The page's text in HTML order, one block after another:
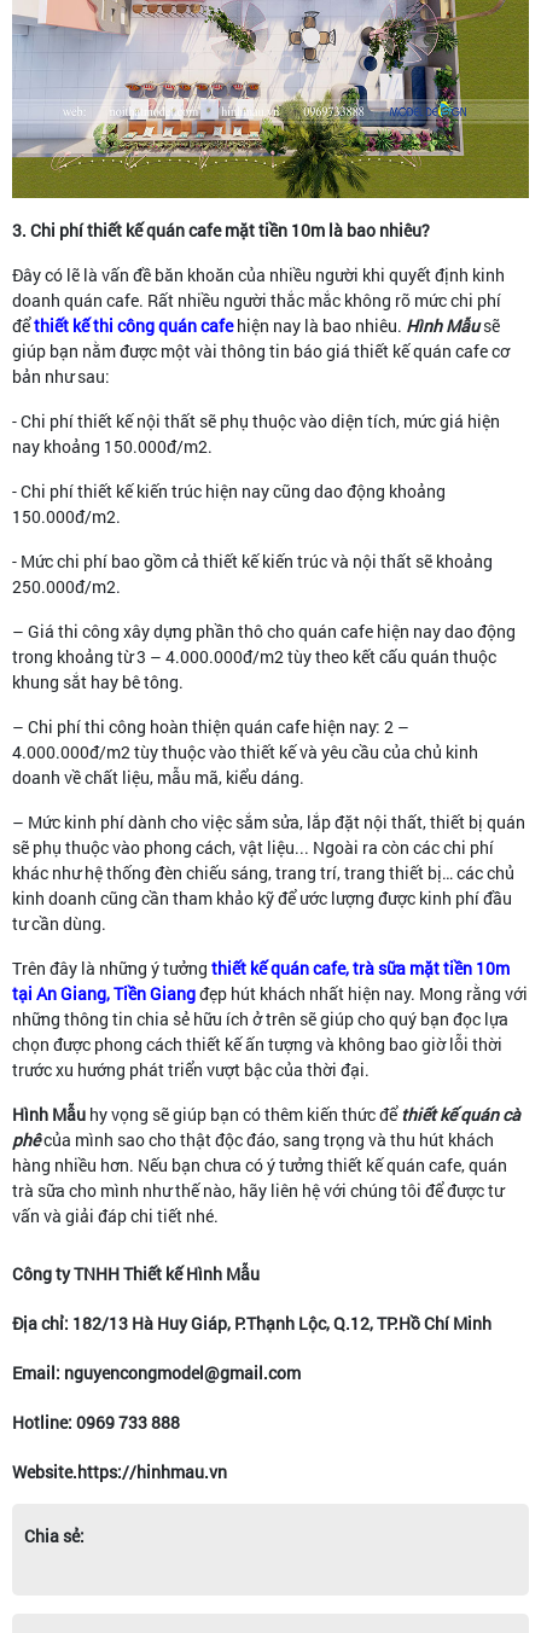
3. Chi phí thiết kế quán cafe mặt tiền 10m là bao nhiêu?
Đây có lẽ là vấn đề băn khoăn của nhiều người khi quyết định kinh
doanh quán cafe. Rất nhiều người thắc mắc không rõ mức chi phí
đểthiết kế thi công quán cafehiện nay là bao nhiêu. Hình Mẫusẽ
giúp bạn nằm được một vài thông tin báo giá thiết kế quán cafe cơ
bản như sau:
- Chi phí thiết kế nội thất sẽ phụ thuộc vào diện tích, mức giá hiện
nay khoảng 150.000đ/m2.
- Chi phí thiết kế kiến trúc hiện nay cũng dao động khoảng
150.000đ/m2.
- Mức chi phí bao gồm cả thiết kế kiến trúc và nội thất sẽ khoảng
250.000đ/m2.
– Giá thi công xây dựng phần thô cho quán cafe hiện nay dao động
trong khoảng từ 3 – 4.000.000đ/m2 tùy theo kết cấu quán thuộc
khung sắt hay bê tông.
– Chi phí thi công hoàn thiện quán cafe hiện nay: 2 –
4.000.000đ/m2 tùy thuộc vào thiết kế và yêu cầu của chủ kinh
doanh về chất liệu, mẫu mã, kiểu dáng.
– Mức kinh phí dành cho việc sắm sửa, lắp đặt nội thất, thiết bị quán
sẽ phụ thuộc vào phong cách, vật liệu... Ngoài ra còn các chi phí
khác như hệ thống đèn chiếu sáng, trang trí, trang thiết bị… các chủ
kinh doanh cũng cần tham khảo kỹ để ước lượng được kinh phí đầu
tư cần dùng.
Trên đây là những ý tưởng thiết kế quán cafe, trà sữa mặt tiền 10m
tại An Giang, Tiền Giangđẹp hút khách nhất hiện nay. Mong rằng với
những thông tin chia sẻ hữu ích ở trên sẽ giúp cho quý bạn đọc lựa
chọn được phong cách thiết kế ấn tượng và không bao giờ lỗi thời
trước xu hướng phát triển vượt bậc của thời đại.
Hình Mẫu hy vọng sẽ giúp bạn có thêm kiến thức đểthiết kế quán cà
phêcủa mình sao cho thật độc đáo, sang trọng và thu hút khách
hàng nhiều hơn. Nếu bạn chưa có ý tưởng thiết kế quán cafe, quán
trà sữa cho mình như thế nào, hãy liên hệ với chúng tôi để được tư
vấn và giải đáp chi tiết nhé.
Công ty TNHH Thiết kế Hình Mẫu
Địa chỉ: 182/13 Hà Huy Giáp, P.Thạnh Lộc, Q.12, TP.Hồ Chí Minh
Email: nguyencongmodel@gmail.com
Hotline: 0969 733 888
Website.https://hinhmau.vn
Chia sẻ: